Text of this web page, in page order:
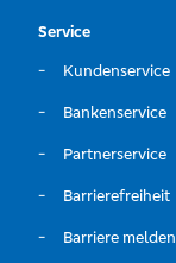
Service
Kundenservice
Bankenservice
Partnerservice
Barrierefreiheit
Barriere melden